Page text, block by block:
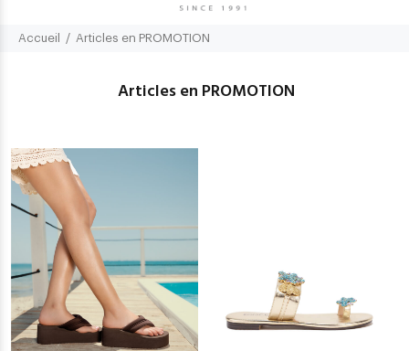
Accueil Articles en PROMOTION
Articles en PROMOTION